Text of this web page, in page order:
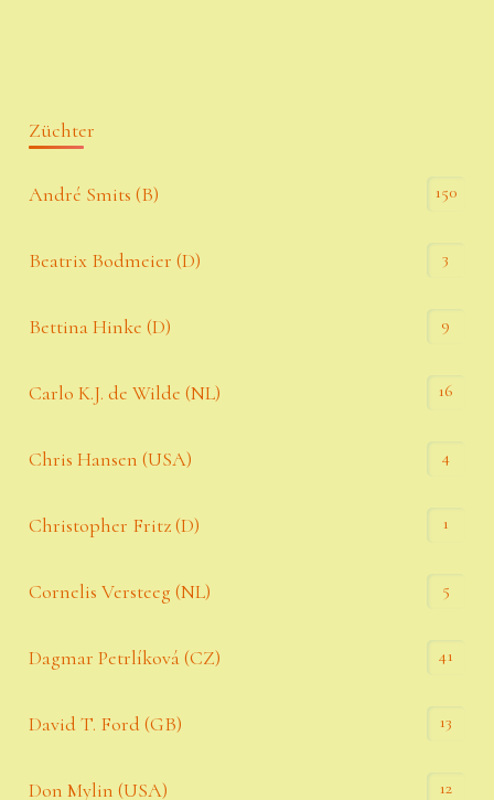
Züchter
André Smits (B) 150
Beatrix Bodmeier (D) 3
Bettina Hinke (D) 9
Carlo K.J. de Wilde (NL) 16
Chris Hansen (USA) 4
Christopher Fritz (D) 1
Cornelis Versteeg (NL) 5
Dagmar Petrlíková (CZ) 41
David T. Ford (GB) 13
Don Mylin (USA) 12